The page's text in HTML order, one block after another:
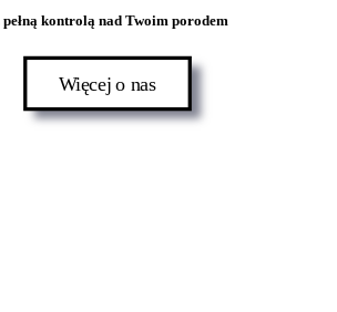
pełną kontrolą nad Twoim porodem
Więcej o nas